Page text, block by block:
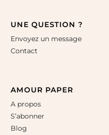
UNE QUESTION ?
Envoyez un message
Contact
AMOUR PAPER
A propos
S’abonner
Blog